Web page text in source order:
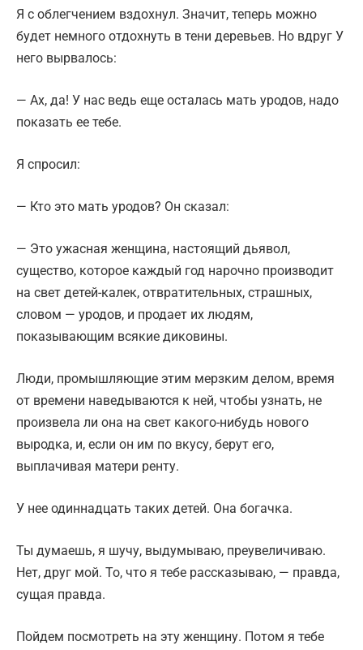
Я с облегчением вздохнул. Значит, теперь можно
будет немного отдохнуть в тени деревьев. Но вдруг У
него вырвалось:
— Ах, да! У нас ведь еще осталась мать уродов, надо
показать ее тебе.
Я спросил:
— Кто это мать уродов? Он сказал:
— Это ужасная женщина, настоящий дьявол,
существо, которое каждый год нарочно производит
на свет детей-калек, отвратительных, страшных,
словом — уродов, и продает их людям,
показывающим всякие диковины.
Люди, промышляющие этим мерзким делом, время
от времени наведываются к ней, чтобы узнать, не
произвела ли она на свет какого-нибудь нового
выродка, и, если он им по вкусу, берут его,
выплачивая матери ренту.
У нее одиннадцать таких детей. Она богачка.
Ты думаешь, я шучу, выдумываю, преувеличиваю.
Нет, друг мой. То, что я тебе рассказываю, — правда,
сущая правда.
Пойдем посмотреть на эту женщину. Потом я тебе